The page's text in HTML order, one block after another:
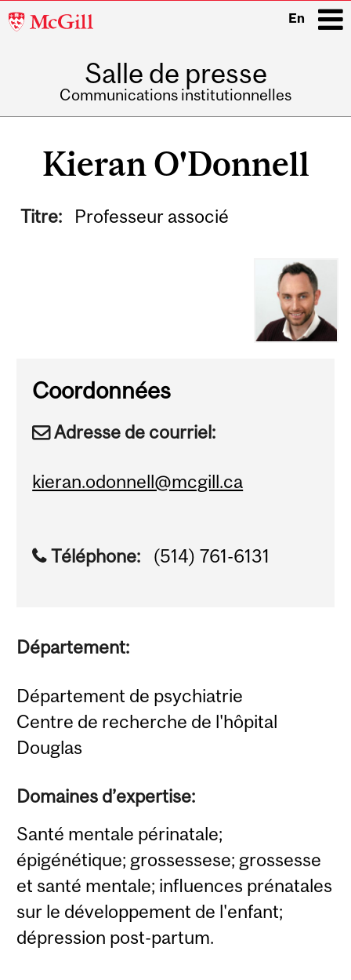
McGill
En
Salle de presse
Communications institutionnelles
navigationKieran O'Donnell
Titre: Professeur associé
Coordonnées
Adresse de courriel:
kieran.odonnell@mcgill.ca
Téléphone: (514) 761-6131
Département:
Département de psychiatrie
Centre de recherche de l'hôpital
Douglas
Domaines d’expertise:
Santé mentale périnatale;
épigénétique; grossessese; grossesse
et santé mentale; influences prénatales
sur le développement de l'enfant;
dépression post-partum.